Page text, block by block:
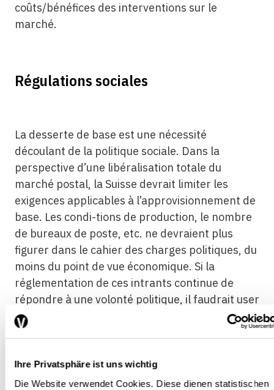
Ihre Privatsphäre ist uns wichtig
Die Website verwendet Cookies. Diese dienen statistischen
coûts/bénéfices des interventions sur le
marché.
Régulations sociales
La desserte de base est une nécessité
découlant de la politique sociale. Dans la
perspective d’une libéralisation totale du
marché postal, la Suisse devrait limiter les
exigences applicables à l’approvisionnement de
base. Les condi-tions de production, le nombre
de bureaux de poste, etc. ne devraient plus
figurer dans le cahier des charges politiques, du
moins du point de vue économique. Si la
réglementation de ces intrants continue de
répondre à une volonté politique, il faudrait user
d’autres canaux (par exemple les impôts
communaux). Les prestations exigées par le
figurer dans la desserte de base et faire l’objet
d’un appel d’offres au plan régional, sinon